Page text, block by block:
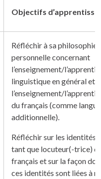
Objectifs
Réfléchir à sa philosophie
personnelle concernant
l’enseignement/
linguistique en général et
l’enseignement/
du français (comme langue
additionnelle).
Réfléchir sur les identités
tant que locuteur(-trice)
français et sur la façon
ces identités sont liées à